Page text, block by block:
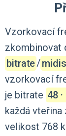
Vzorkovací
zkombinovat
bitrate‍/‌
vzorkovací
je bitrate 48
každá vteřina
velikost 768